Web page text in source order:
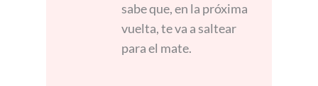
sabe que, en la próxima
vuelta, te va a saltear
para el mate.